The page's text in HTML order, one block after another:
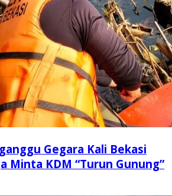
Gegara Kali Bekasi
Minta KDM “Turun Gunung”